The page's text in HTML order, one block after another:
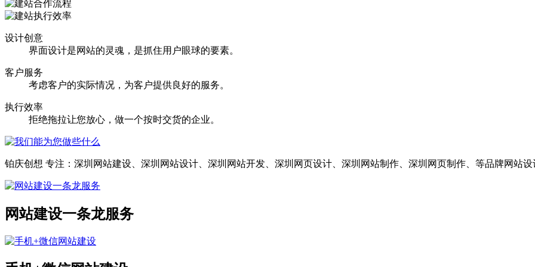
设计创意
界面设计是网站的灵魂，是抓住用户眼球的要素。
客户服务
考虑客户的实际情况，为客户提供良好的服务。
执行效率
拒绝拖拉让您放心，做一个按时交货的企业。
铂庆创想 专注：深圳网站建设、深圳网站设计、深圳网站开发、深圳网页设计、深圳网站制作、深圳网页制作、等品牌网站
网站建设一条龙服务